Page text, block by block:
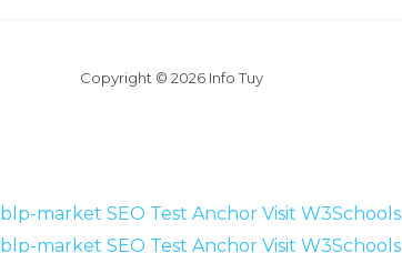
Copyright © 2026 Info Tuy
blp-market SEO Test Anchor Visit W3Schools
blp-market SEO Test Anchor Visit W3Schools